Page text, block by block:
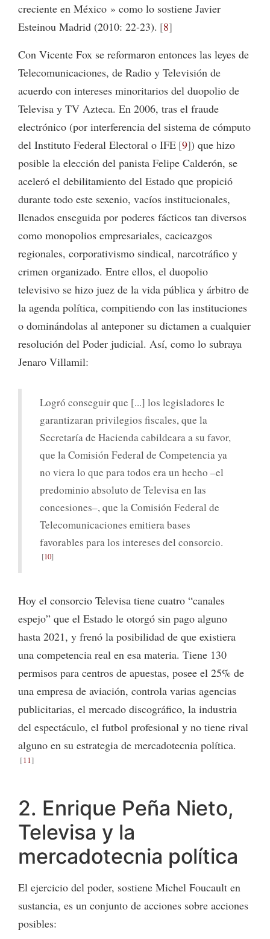
creciente en México » como lo sostiene Javier
Esteinou Madrid (2010: 22-23). 8
Con Vicente Fox se reformaron entonces las leyes de
Telecomunicaciones, de Radio y Televisión de
acuerdo con intereses minoritarios del duopolio de
Televisa y TV Azteca. En 2006, tras el fraude
electrónico (por interferencia del sistema de cómputo
del Instituto Federal Electoral o IFE 9 ) que hizo
posible la elección del panista Felipe Calderón, se
aceleró el debilitamiento del Estado que propició
durante todo este sexenio, vacíos institucionales,
llenados enseguida por poderes fácticos tan diversos
como monopolios empresariales, cacicazgos
regionales, corporativismo sindical, narcotráfico y
crimen organizado. Entre ellos, el duopolio
televisivo se hizo juez de la vida pública y árbitro de
la agenda política, compitiendo con las instituciones
o dominándolas al anteponer su dictamen a cualquier
resolución del Poder judicial. Así, como lo subraya
Jenaro Villamil:
Logró conseguir que [...] los legisladores le
garantizaran privilegios fiscales, que la
Secretaría de Hacienda cabildeara a su favor,
que la Comisión Federal de Competencia ya
no viera lo que para todos era un hecho –el
predominio absoluto de Televisa en las
concesiones–, que la Comisión Federal de
Telecomunicaciones emitiera bases
favorables para los intereses del consorcio.
10
Hoy el consorcio Televisa tiene cuatro “canales
espejo” que el Estado le otorgó sin pago alguno
hasta 2021, y frenó la posibilidad de que existiera
una competencia real en esa materia. Tiene 130
permisos para centros de apuestas, posee el 25% de
una empresa de aviación, controla varias agencias
publicitarias, el mercado discográfico, la industria
del espectáculo, el futbol profesional y no tiene rival
alguno en su estrategia de mercadotecnia política.
11
2. Enrique Peña Nieto,
Televisa y la
mercadotecnia política
El ejercicio del poder, sostiene Michel Foucault en
sustancia, es un conjunto de acciones sobre acciones
posibles: